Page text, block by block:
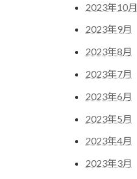
2023年10月
2023年9月
2023年8月
2023年7月
2023年6月
2023年5月
2023年4月
2023年3月